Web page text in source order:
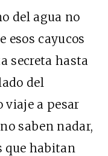
del agua no
esos cayucos
secreta hasta
del
viaje a pesar
saben nadar,
que habitan